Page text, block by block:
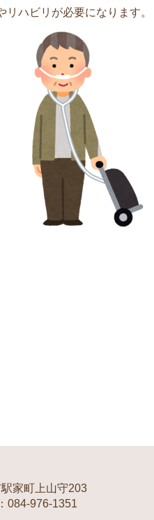
ハビリが必要になります。
家町上山守203
084-976-1351